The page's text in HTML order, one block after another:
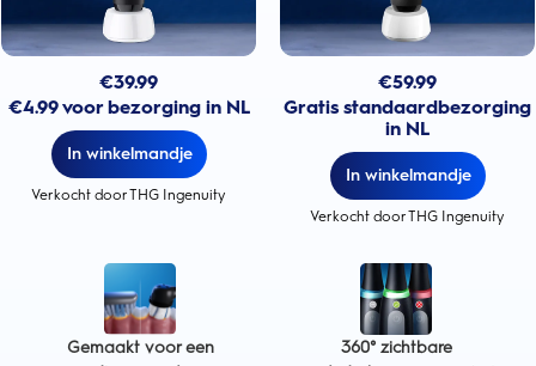
€39.99
€4.99 voor bezorging in NL
In winkelmandje
Verkocht door THG Ingenuity
€59.99
Gratis standaardbezorging
in NL
In winkelmandje
Verkocht door THG Ingenuity
Gemaakt voor een
360° zichtbare